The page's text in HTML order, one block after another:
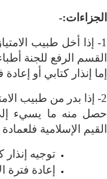
الجزاءات:-
1- إذا أخل طبيب
القسم الرفع للجنة
إما إنذار كتابي أو
2- إذا بدر من طبيب
حصل منه ما يسيء
القيم الإسلامية
توجيه إنذار
إعادة فترة